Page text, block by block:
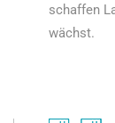
schaffen
wächst.